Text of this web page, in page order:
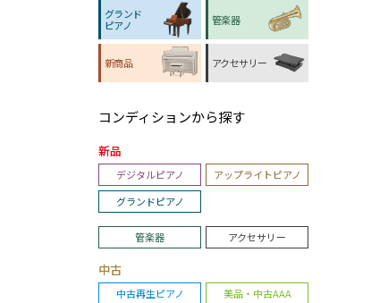
グランド
ピアノ
管楽器
新商品 アクセサリー
コンディションから探す
新品
デジタルピアノ
アップライトピアノ
グランドピアノ
管楽器 アクセサリー
中古
中古再生ピアノ
美品・中古AAA